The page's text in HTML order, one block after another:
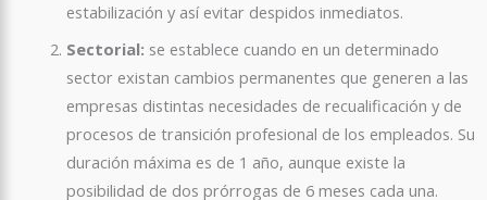
estabilización y así evitar despidos inmediatos.
Sectorial: se establece cuando en un determinado
sector existan cambios permanentes que generen a las
empresas distintas necesidades de recualificación y de
procesos de transición profesional de los empleados. Su
duración máxima es de 1 año, aunque existe la
posibilidad de dos prórrogas de 6 meses cada una.